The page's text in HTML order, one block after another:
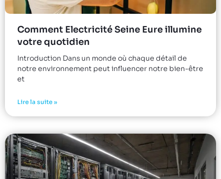
Comment Electricité Seine Eure illumine
votre quotidien
Introduction Dans un monde où chaque détail de
notre environnement peut influencer notre bien-être
et
Lire la suite »